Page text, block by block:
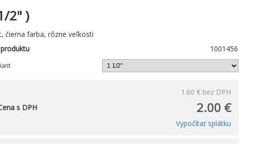
2" )
čierna farba, rôzne veľkosti
1001456
1.60 € bez DPH
2.00 €
s DPH
Vypočítať splátku